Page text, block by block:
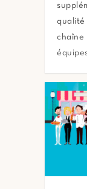
qualité
chaîne